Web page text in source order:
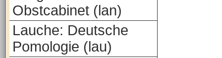
Obstcabinet (lan)
Lauche: Deutsche
Pomologie (lau)